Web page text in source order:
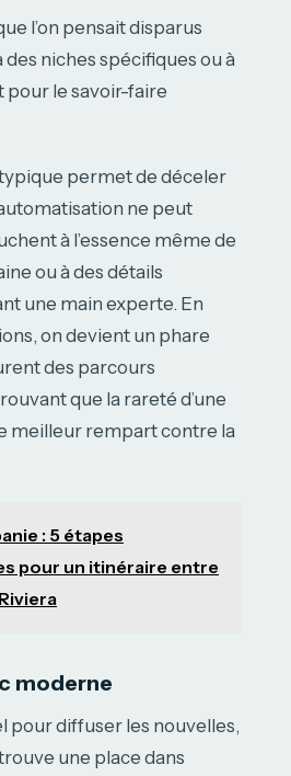
l’on pensait disparus
niches spécifiques ou à
pour le savoir-faire
permet de déceler
ne peut
à l’essence même de
ou à des détails
une main experte. En
on devient un phare
des parcours
que la rareté d’une
meilleur rempart contre la
: 5 étapes
pour un itinéraire entre
moderne
pour diffuser les nouvelles,
une place dans